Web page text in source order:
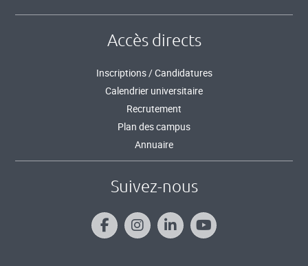
Accès directs
Inscriptions / Candidatures
Calendrier universitaire
Recrutement
Plan des campus
Annuaire
Suivez-nous